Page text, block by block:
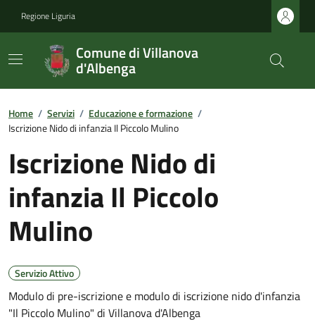
Regione Liguria
Comune di Villanova
d'Albenga
Home / Servizi / Educazione e formazione /
Iscrizione Nido di infanzia Il Piccolo Mulino
Iscrizione Nido di
infanzia Il Piccolo
Mulino
Servizio Attivo
Modulo di pre-iscrizione e modulo di iscrizione nido d'infanzia
"Il Piccolo Mulino" di Villanova d'Albenga